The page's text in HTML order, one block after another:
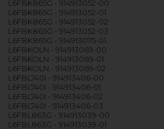
L6FBK865G - 914913052-00
L6FBK865G - 914913052-01
L6FBK865G - 914913052-02
L6FBK865G - 914913052-03
L6FBK865G - 914913075-01
L6FBKOLN - 914913069-00
L6FBKOLN - 914913069-01
L6FBKOLN - 914913069-02
L6FBL740I - 914913406-00
L6FBL740I - 914913406-01
L6FBL740I - 914913406-02
L6FBL740I - 914913406-03
L6FBL863G - 914913039-00
L6FBL863G - 914913039-01